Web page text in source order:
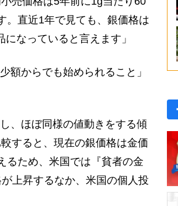
。直近1年で見ても、銀価格は
なっていると言えます」
からでも始められること」
、ほぼ同様の値動きをする傾
すると、現在の銀価格は金価
るため、米国では『貧者の金
上昇するなか、米国の個人投